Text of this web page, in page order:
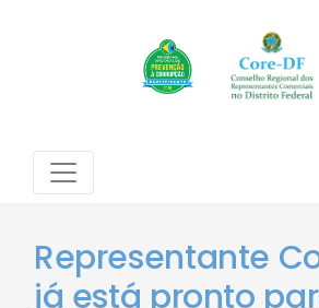
Representante
já está pronto